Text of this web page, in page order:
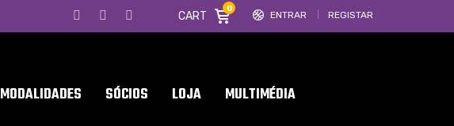
ENTRAR REGISTAR
CART
0
MODALIDADES SÓCIOS LOJA MULTIMÉDIA